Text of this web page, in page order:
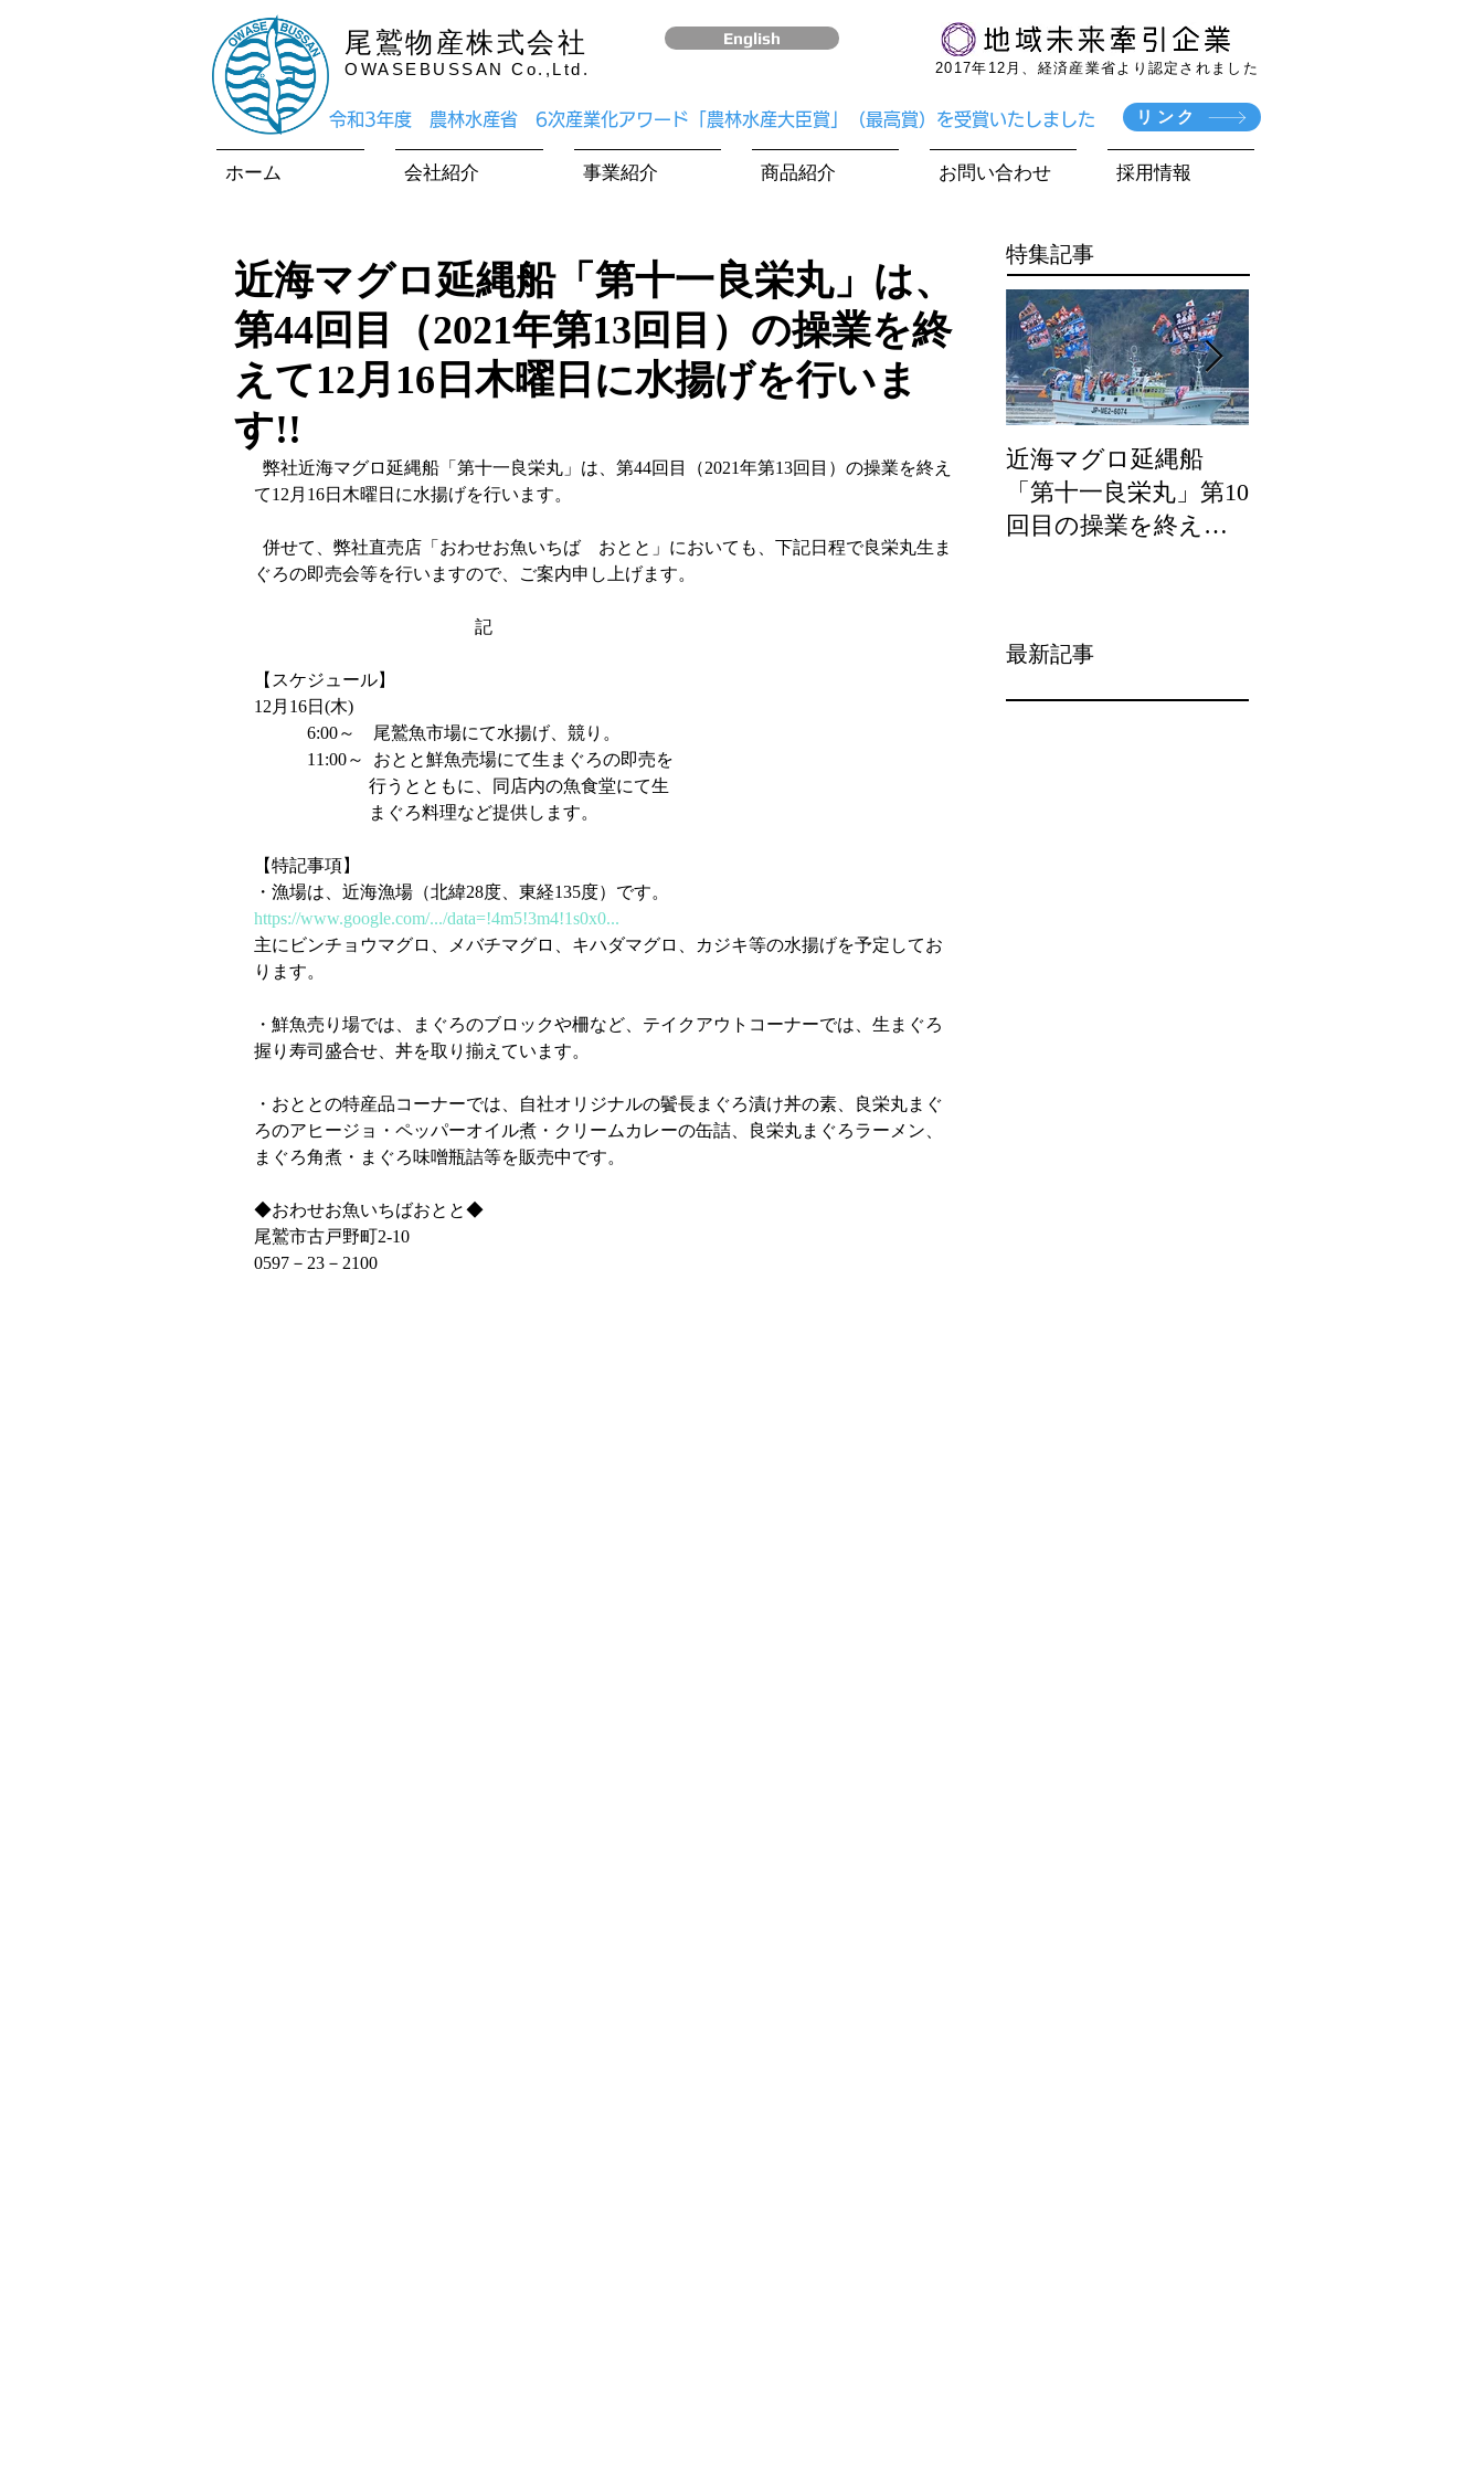
尾鷲物産株式会社
OWASEBUSSAN Co.,Ltd.
English
​2017年12月、経済産業省より認定されました
​令和3年度 農林水産省 6次産業化アワード「農林水産大臣賞」（最高賞）を受賞いたしました リンク
ホーム 会社紹介 事業紹介 商品紹介 お問い合わせ 採用情報
近海マグロ延縄船「第十一良栄丸」は、
第44回目（2021年第13回目）の操業を終
えて12月16日木曜日に水揚げを行いま
す!!
て12月16日木曜日に水揚げを行います。
ぐろの即売会等を行いますので、ご案内申し上げます。
                                              　記
【スケジュール】
12月16日(木)
            6:00～    尾鷲魚市場にて水揚げ、競り。
            11:00～  おとと鮮魚売場にて生まぐろの即売を
                          行うとともに、同店内の魚食堂にて生
                          まぐろ料理など提供します。
【特記事項】
・漁場は、近海漁場（北緯28度、東経135度）です。
https://www.google.com/.../data=!4m5!3m4!1s0x0...
主にビンチョウマグロ、メバチマグロ、キハダマグロ、カジキ等の水揚げを予定してお
ります。
・鮮魚売り場では、まぐろのブロックや柵など、テイクアウトコーナーでは、生まぐろ
握り寿司盛合せ、丼を取り揃えています。
・おととの特産品コーナーでは、自社オリジナルの鬢長まぐろ漬け丼の素、良栄丸まぐ
ろのアヒージョ・ペッパーオイル煮・クリームカレーの缶詰、良栄丸まぐろラーメン、
まぐろ角煮・まぐろ味噌瓶詰等を販売中です。
◆おわせお魚いちばおとと◆
尾鷲市古戸野町2‐10
0597－23－2100
特集記事
近海マグロ延縄船
「第十一良栄丸」第10
回目の操業を終え
最新記事